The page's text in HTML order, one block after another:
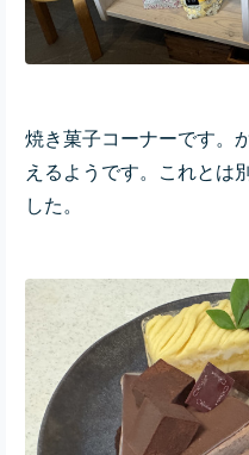
焼き菓子コーナーです。
えるようです。これとは
した。